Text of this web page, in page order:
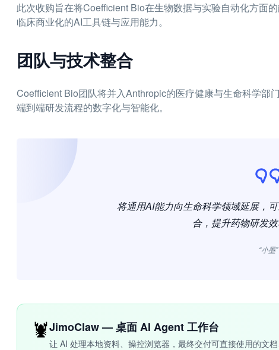
此次收购旨在将Coefficient Bio在生物数据与实验自动化方面
临床商业化的AI工具链与应用能力。
团队与技术整合
Coefficient Bio团队将并入Anthropic的医疗健康与生命科学部
端到端研发流程的数字化与智能化。
将通用AI能力向生命科学领域延展，
合，提升药物研发效
“小墨”
🦞JimoClaw — 桌面 AI Agent 工作台
让 AI 处理本地资料、操控浏览器，最终交付可直接使用的文